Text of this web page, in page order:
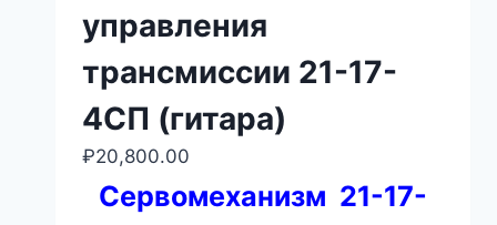
управления
трансмиссии 21-17-
4СП (гитара)
₽20,800.00
Сервомеханизм 21-17-